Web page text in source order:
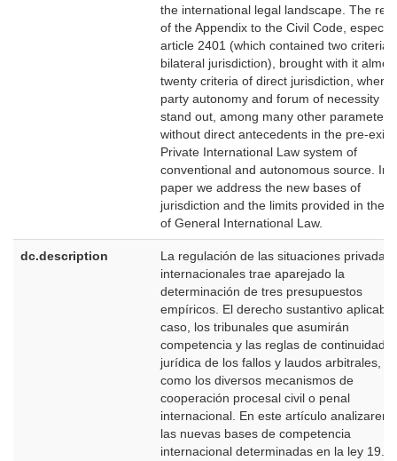
the international legal landscape. The
of the Appendix to the Civil Code,
article 2401 (which contained two criteria
bilateral jurisdiction), brought with it
twenty criteria of direct jurisdiction, where
party autonomy and forum of necessity
stand out, among many other parameters
without direct antecedents in the pre-
Private International Law system of
conventional and autonomous source. In
paper we address the new bases of
jurisdiction and the limits provided in the
of General International Law.
dc.description
La regulación de las situaciones privadas
internacionales trae aparejado la
determinación de tres presupuestos
empíricos. El derecho sustantivo
caso, los tribunales que asumirán
competencia y las reglas de continuidad
jurídica de los fallos y laudos arbitrales,
como los diversos mecanismos de
cooperación procesal civil o penal
internacional. En este artículo
las nuevas bases de competencia
internacional determinadas en la ley